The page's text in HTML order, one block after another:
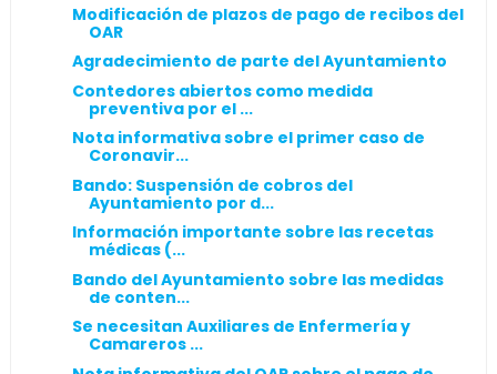
Modificación de plazos de pago de recibos del
OAR
Agradecimiento de parte del Ayuntamiento
Contedores abiertos como medida
preventiva por el ...
Nota informativa sobre el primer caso de
Coronavir...
Bando: Suspensión de cobros del
Ayuntamiento por d...
Información importante sobre las recetas
médicas (...
Bando del Ayuntamiento sobre las medidas
de conten...
Se necesitan Auxiliares de Enfermería y
Camareros ...